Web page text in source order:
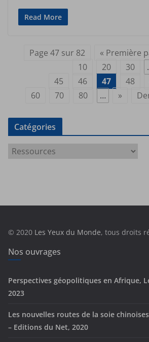
Read More
Page 47 sur 82 « Première
10
20 30
45
46 47 48
60
70 80 … »
Catégories
e
s
© 2020 Les Yeux du Monde, tous droits
Nos ouvrages
Perspectives géopolitiques en Afrique,
2023
Les nouvelles routes de la soie
– Editions du Net, 2020